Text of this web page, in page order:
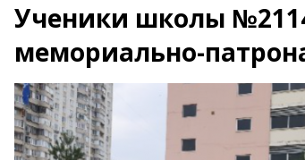
Ученики школы
мемориально-